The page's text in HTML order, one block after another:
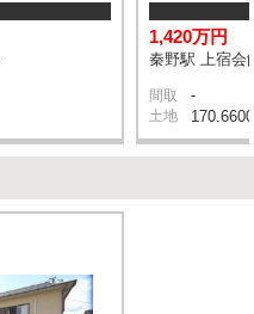
1,420万円
秦野駅 上宿会
間取 -
土地